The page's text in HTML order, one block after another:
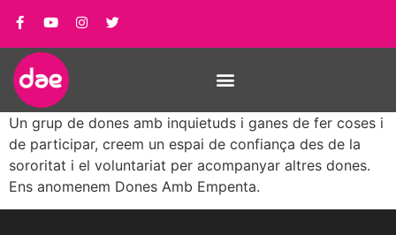
Un grup de dones amb inquietuds i ganes de fer coses i
de participar, creem un espai de confiança des de la
sororitat i el voluntariat per acompanyar altres dones.
Ens anomenem Dones Amb Empenta.